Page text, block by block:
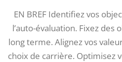
EN BREF Identifiez vos
l’auto-évaluation. Fixez des
long terme. Alignez vos
choix de carrière. Optimisez